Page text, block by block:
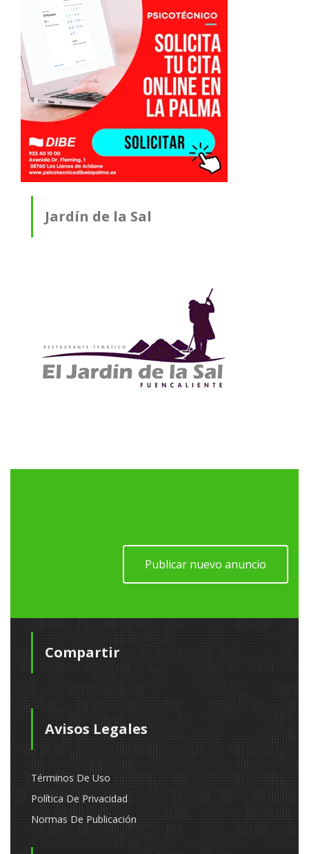
Jardín de la Sal
Publicar nuevo anuncio
Compartir
Avisos Legales
Términos De Uso
Política De Privacidad
Normas De Publicación